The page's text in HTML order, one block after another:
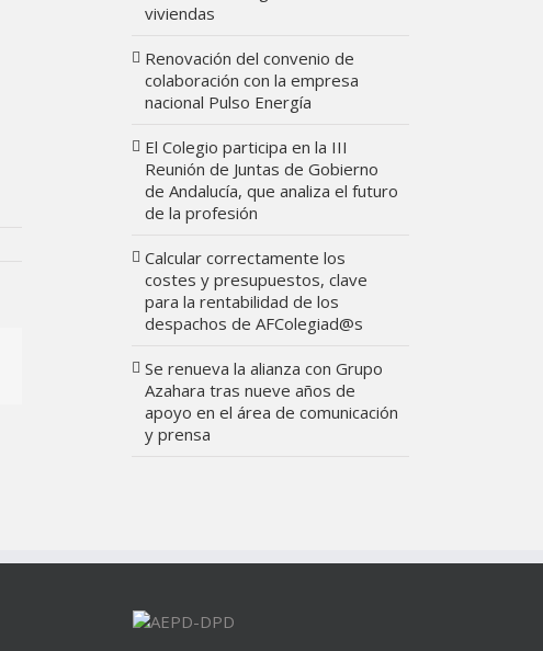
viviendas
Renovación del convenio de
colaboración con la empresa
nacional Pulso Energía
El Colegio participa en la III
Reunión de Juntas de Gobierno
de Andalucía, que analiza el futuro
de la profesión
Calcular correctamente los
costes y presupuestos, clave
para la rentabilidad de los
despachos de AFColegiad@s
Se renueva la alianza con Grupo
Azahara tras nueve años de
apoyo en el área de comunicación
y prensa